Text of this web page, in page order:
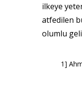
ilkeye
atfedilen
olumlu
1]